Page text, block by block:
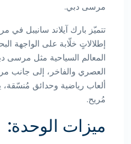
مرسى دبي.
تتميّز بارك آيلاند سانيبل
إطلالاتٍ خلّابة على الواجهة
المعالم السياحية مثل مرسى
العصري والفاخر، إلى جانب
ألعاب رياضية وحدائق مُنسّقة،
مُريح.
ميزات الوحدة: